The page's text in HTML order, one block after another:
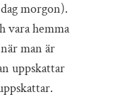
morgon).
vara hemma
man är
uppskattar